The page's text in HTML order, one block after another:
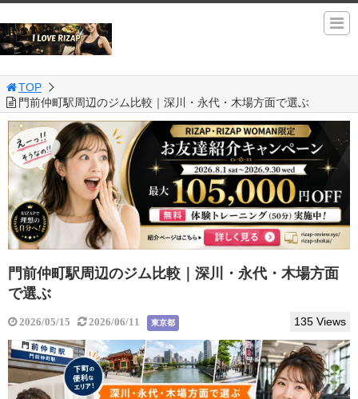
TOP
門前仲町駅周辺のジム比較｜深川・永代・木場方面で選ぶ
門前仲町駅周辺のジム比較｜深川・永代・木場方面
で選ぶ
2026/05/15 2026/06/11 東京都 135 Views